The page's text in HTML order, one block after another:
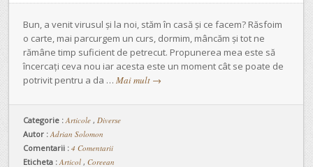
Bun, a venit virusul și la noi, stăm în casă și ce facem? Răsfoim
o carte, mai parcurgem un curs, dormim, mâncăm și tot ne
rămâne timp suficient de petrecut. Propunerea mea este să
încercați ceva nou iar acesta este un moment cât se poate de
potrivit pentru a da … Mai mult →
Categorie :Articole , Diverse
Autor : Adrian Solomon
Comentarii : 4 Comentarii
Eticheta : Articol , Coreean